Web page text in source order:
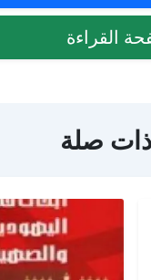
القراءة
صلة